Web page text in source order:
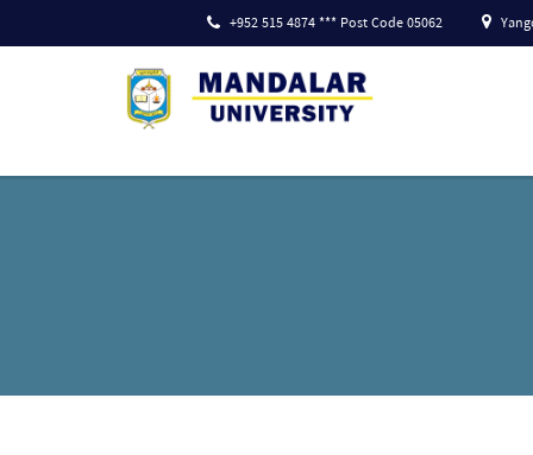
+952 515 4874 *** Post Code 05062